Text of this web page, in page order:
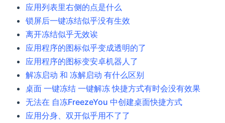
应用列表里右侧的点是什么
锁屏后一键冻结似乎没有生效
离开冻结似乎无效诶
应用程序的图标似乎变成透明的了
应用程序的图标变安卓机器人了
解冻启动 和 冻解启动 有什么区别
桌面 一键冻结 一键解冻 快捷方式有时会没有效果
无法在 自冻FreezeYou 中创建桌面快捷方式
应用分身、双开似乎用不了了